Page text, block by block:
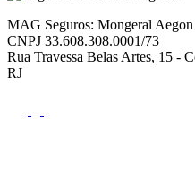
MAG Seguros: Mongeral
CNPJ 33.608.308.0001/73
Rua Travessa Belas Artes, 15 -
RJ